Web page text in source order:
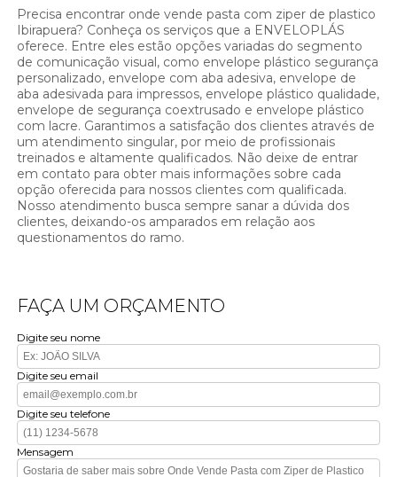
Precisa encontrar onde vende pasta com ziper de plastico
Ibirapuera? Conheça os serviços que a ENVELOPLÁS
oferece. Entre eles estão opções variadas do segmento
de comunicação visual, como envelope plástico segurança
personalizado, envelope com aba adesiva, envelope de
aba adesivada para impressos, envelope plástico qualidade,
envelope de segurança coextrusado e envelope plástico
com lacre. Garantimos a satisfação dos clientes através de
um atendimento singular, por meio de profissionais
treinados e altamente qualificados. Não deixe de entrar
em contato para obter mais informações sobre cada
opção oferecida para nossos clientes com qualificada.
Nosso atendimento busca sempre sanar a dúvida dos
clientes, deixando-os amparados em relação aos
questionamentos do ramo.
FAÇA UM ORÇAMENTO
Digite seu nome
Digite seu email
Digite seu telefone
Mensagem